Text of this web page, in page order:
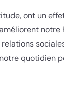
ont un
quotidien